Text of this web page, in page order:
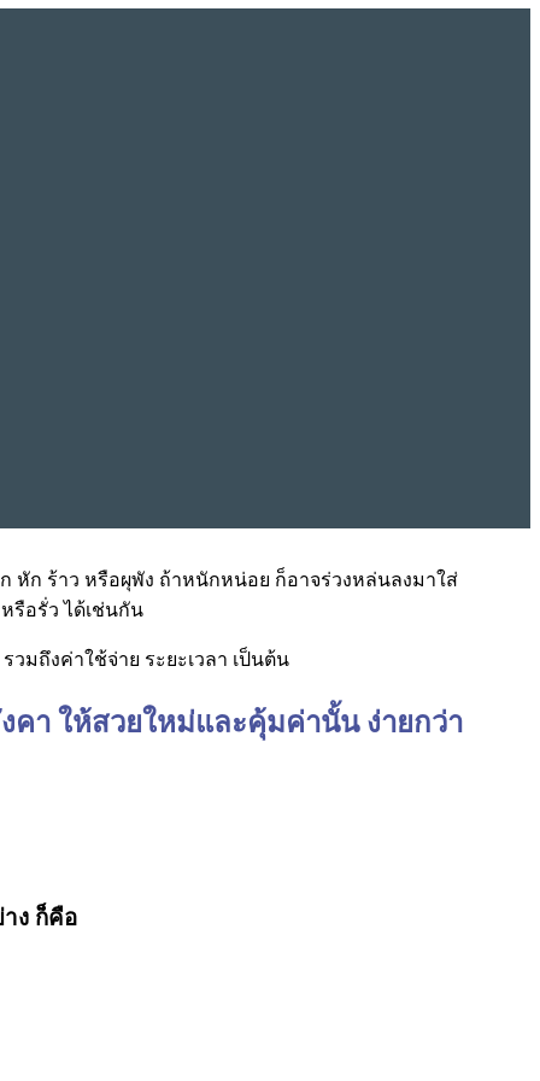
หัก ร้าว หรือผุพัง ถ้าหนักหน่อย ก็อาจร่วงหล่นลงมาใส่
รือรั่ว ได้เช่นกัน
มถึงค่าใช้จ่าย ระยะเวลา เป็นต้น
คา ให้สวยใหม่และคุ้มค่านั้น ง่ายกว่า
ง ก็คือ